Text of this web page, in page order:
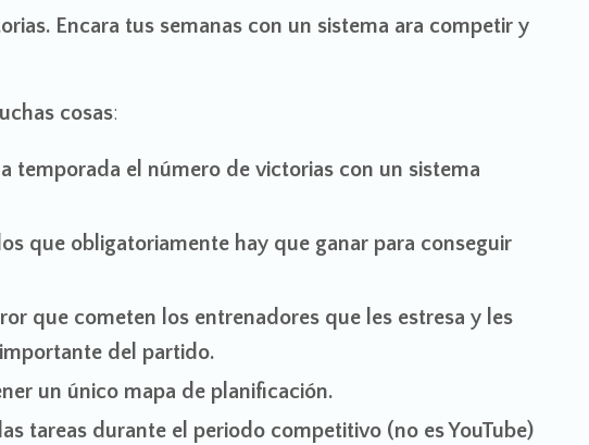
Encara tus semanas con un sistema ara competir y
cosas:
temporada el número de victorias con un sistema
que obligatoriamente hay que ganar para conseguir
que cometen los entrenadores que les estresa y les
del partido.
un único mapa de planificación.
tareas durante el periodo competitivo (no es YouTube)